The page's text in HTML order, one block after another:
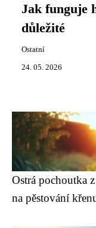
Jak funguje
důležité
Ostatní
24. 05. 2026
Ostrá pochoutka
na pěstování